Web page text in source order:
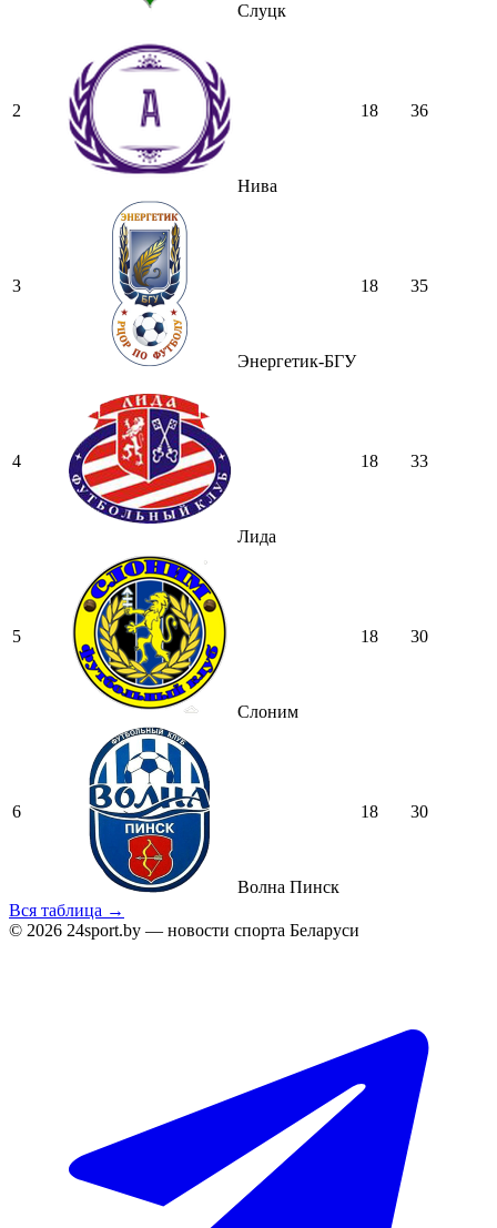
Слуцк
2
Нива
18 36
3
Энергетик-БГУ
18 35
4
Лида
18 33
5
Слоним
18 30
6
Волна Пинск
18 30
Вся таблица →
© 2026 24sport.by — новости спорта Беларуси